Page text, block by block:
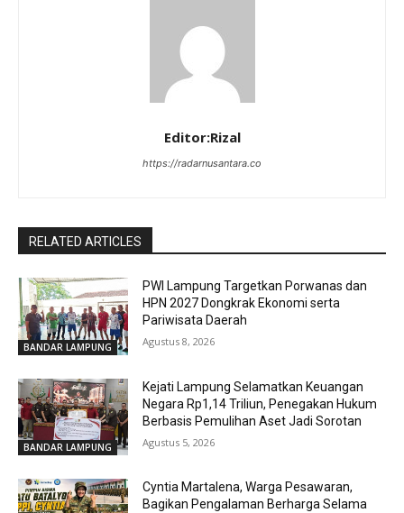
Editor:Rizal
https://radarnusantara.co
RELATED ARTICLES
BANDAR LAMPUNG
PWI Lampung Targetkan Porwanas dan
HPN 2027 Dongkrak Ekonomi serta
Pariwisata Daerah
Agustus 8, 2026
BANDAR LAMPUNG
Kejati Lampung Selamatkan Keuangan
Negara Rp1,14 Triliun, Penegakan Hukum
Berbasis Pemulihan Aset Jadi Sorotan
Agustus 5, 2026
Cyntia Martalena, Warga Pesawaran,
Bagikan Pengalaman Berharga Selama